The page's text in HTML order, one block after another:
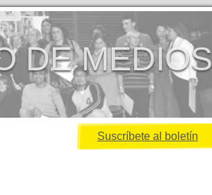
DE MEDIOS
Suscríbete al boletín